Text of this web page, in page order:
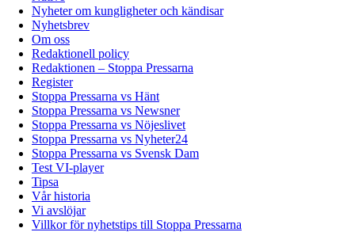
Nyheter om kungligheter och kändisar
Nyhetsbrev
Om oss
Redaktionell policy
Redaktionen – Stoppa Pressarna
Register
Stoppa Pressarna vs Hänt
Stoppa Pressarna vs Newsner
Stoppa Pressarna vs Nöjeslivet
Stoppa Pressarna vs Nyheter24
Stoppa Pressarna vs Svensk Dam
Test VI-player
Tipsa
Vår historia
Vi avslöjar
Villkor för nyhetstips till Stoppa Pressarna